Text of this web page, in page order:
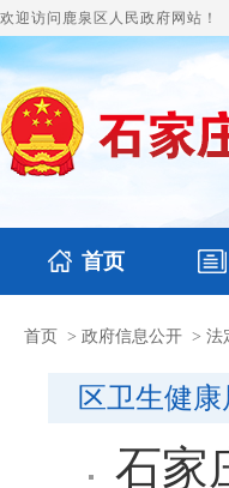
欢迎访问鹿泉区人民政府网站！
首页
国务要闻 本
首页 > 政府信息公开 > 法
区卫生健康
石家